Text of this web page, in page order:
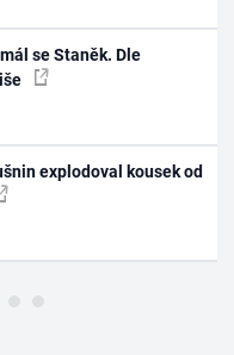
se Staněk. Dle
explodoval kousek od